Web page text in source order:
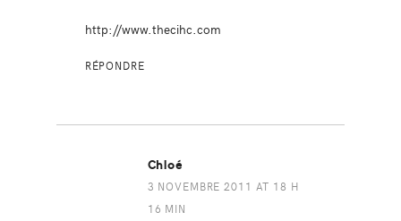
http://www.thecihc.com
RÉPONDRE
Chloé
3 NOVEMBRE 2011 AT 18 H
16 MIN